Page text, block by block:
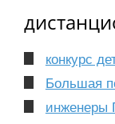
конкурс
Большая
инженеры